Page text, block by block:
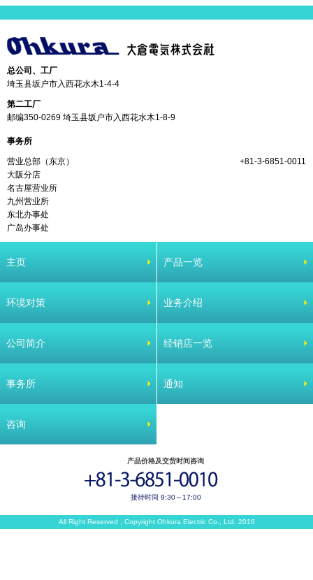
总公司、工厂
埼玉县坂户市入西花水木1-4-4
第二工厂
邮编350-0269 埼玉县坂户市入西花水木1-8-9
事务所
营业总部（东京）
+81-3-6851-0011
大阪分店
名古屋营业所
九州营业所
东北办事处
广岛办事处
主页 产品一览
环境对策 业务介绍
公司简介 经销店一览
事务所 通知
咨询
产品价格及交货时间咨询
接待时间 9:30～17:00
All Right Reserved , Copyright Ohkura Electric Co., Ltd. 2016